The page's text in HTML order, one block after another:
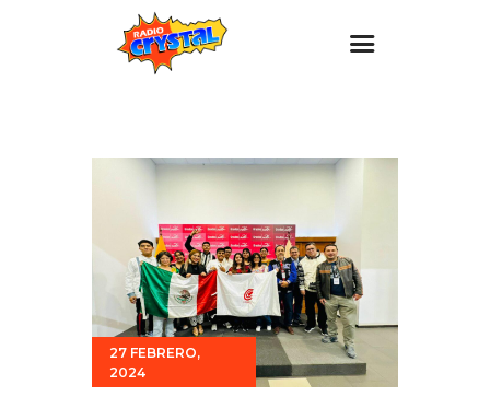
Estaciones
Promociones
Noticias
Para ti
Contacto
27 FEBRERO,
2024